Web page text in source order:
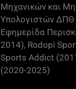
Μηχανικών και
Υπολογιστών ΔΠΘ
Εφημερίδα
2014), Rodopi
Sports Addict
(2020-2025)